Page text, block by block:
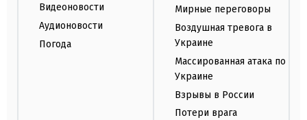
Видеоновости
Аудионовости
Погода
Мирные переговоры
Воздушная тревога в
Украине
Массированная атака по
Украине
Взрывы в России
Потери врага